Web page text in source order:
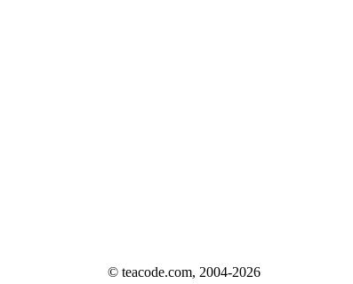
© teacode.com, 2004-2026